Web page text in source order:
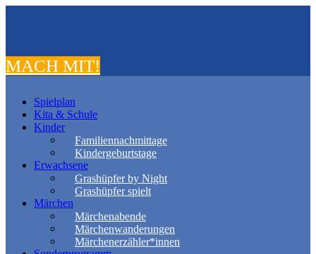
MACH MIT!
Spielplan
Kita & Schule
Kinder
Familiennachmittage
Kindergeburtstage
Erwachsene
Grashüpfer by Night
Grashüpfer spielt
Märchen
Märchenabende
Märchenwanderungen
Märchenerzähler*innen